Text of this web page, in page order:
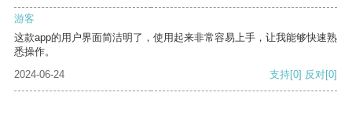
游客
这款app的用户界面简洁明了，使用起来非常容易上手，让我能够快速熟
悉操作。
2024-06-24
支持[0] 反对[0]